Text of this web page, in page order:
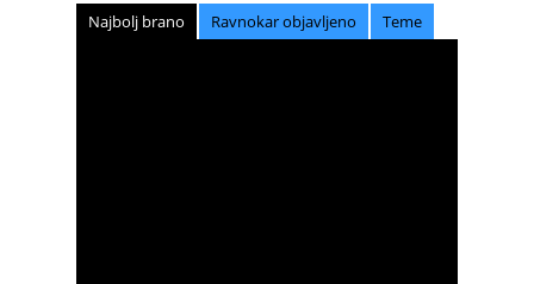
Najbolj brano Ravnokar objavljeno Teme